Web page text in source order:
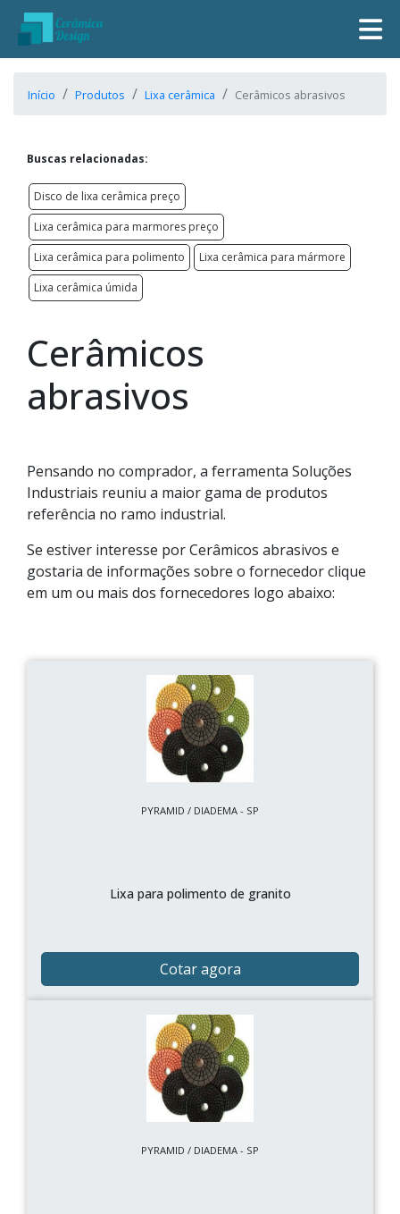
Início Produtos Lixa cerâmica Cerâmicos abrasivos
Buscas relacionadas:
Disco de lixa cerâmica preço
Lixa cerâmica para marmores preço
Lixa cerâmica para polimento
Lixa cerâmica para mármore
Lixa cerâmica úmida
Cerâmicos
abrasivos
Pensando no comprador, a ferramenta Soluções
Industriais reuniu a maior gama de produtos
referência no ramo industrial.
Se estiver interesse por Cerâmicos abrasivos e
gostaria de informações sobre o fornecedor clique
em um ou mais dos fornecedores logo abaixo:
PYRAMID / DIADEMA - SP
Lixa para polimento de granito
Cotar agora
PYRAMID / DIADEMA - SP